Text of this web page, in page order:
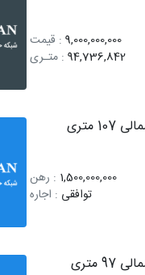
9,000,000,000 : قیمت
94,736,842 : متـری
متری
1,500,000,000 : رهن
توافقی : اجاره
متری